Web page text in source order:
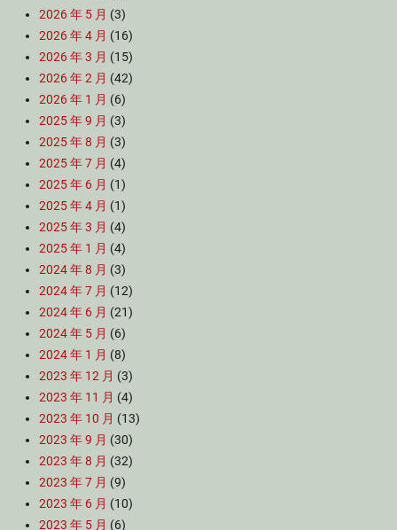
2026 年 5 月 (3)
2026 年 4 月 (16)
2026 年 3 月 (15)
2026 年 2 月 (42)
2026 年 1 月 (6)
2025 年 9 月 (3)
2025 年 8 月 (3)
2025 年 7 月 (4)
2025 年 6 月 (1)
2025 年 4 月 (1)
2025 年 3 月 (4)
2025 年 1 月 (4)
2024 年 8 月 (3)
2024 年 7 月 (12)
2024 年 6 月 (21)
2024 年 5 月 (6)
2024 年 1 月 (8)
2023 年 12 月 (3)
2023 年 11 月 (4)
2023 年 10 月 (13)
2023 年 9 月 (30)
2023 年 8 月 (32)
2023 年 7 月 (9)
2023 年 6 月 (10)
2023 年 5 月 (6)